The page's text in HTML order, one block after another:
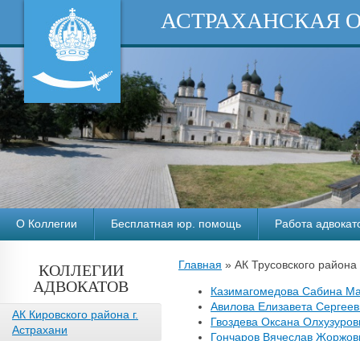
АСТРАХАНСКАЯ
О Коллегии Бесплатная юр. помощь Работа
КОЛЛЕГИИ
АДВОКАТОВ
АК Кировского района г.
Астрахани
Главная » АК Трусовского района
Казимагомедова Сабина
Авилова Елизавета
Гвоздева Оксана
Гончаров Вячеслав